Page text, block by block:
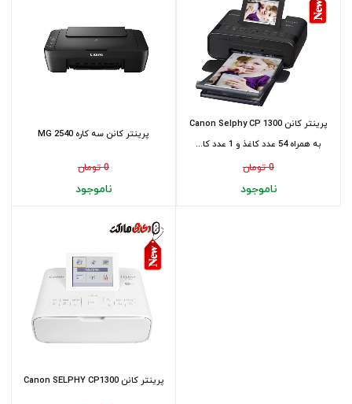
پرینتر کانن سه کاره MG 2540
0 تومان
ناموجود
پرینتر کانن Canon Selphy CP 1300
به همراه 54 عدد کاغذ و 1 عدد کا...
0 تومان
ناموجود
پرینتر کانن Canon SELPHY CP1300